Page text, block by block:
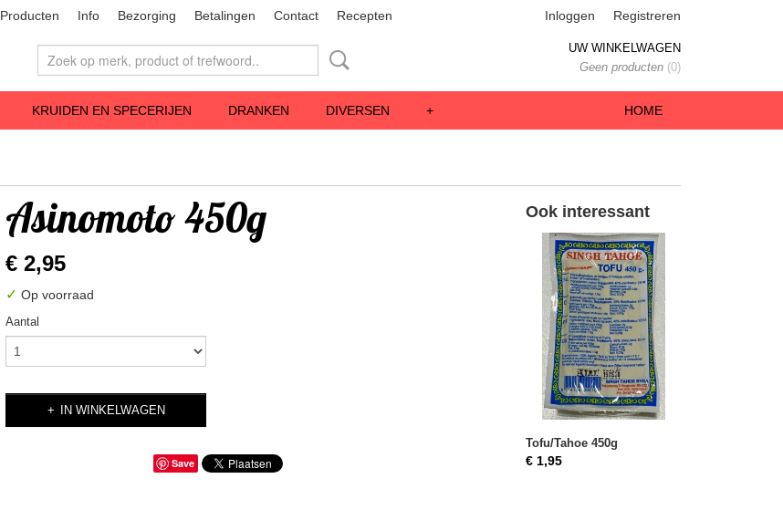
Producten Info Bezorging Betalingen Contact Recepten Inloggen Registreren
UW WINKELWAGEN
Geen producten (0)
HOME
KRUIDEN EN SPECERIJEN DRANKEN DIVERSEN +
Asinomoto 450g
€ 2,95
✓ Op voorraad
Aantal
IN WINKELWAGEN
Save
Ook interessant
Tofu/Tahoe 450g
€ 1,95